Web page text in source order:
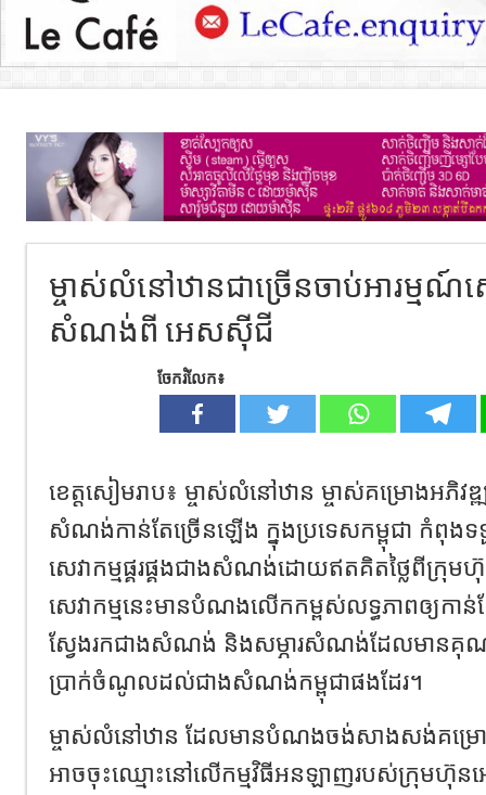
ម្ចាស់លំនៅឋានជាច្រើនចាប់អារម្មណ៍សេ
សំណង់ពី អេសស៊ីជី
ចែករំលែក៖
ខេត្តសៀមរាប៖ ម្ចាស់លំនៅឋាន ម្ចាស់គម្រោងអភិ
សំណង់កាន់តែច្រើនឡើង ក្នុងប្រទេសកម្ពុជា កំពុង
សេវាកម្មផ្គរផ្គងជាងសំណង់ដោយឥតគិតថ្លៃពីក្រុ
សេវាកម្មនេះមានបំណងលើកកម្ពស់លទ្ធភាពឲ្យកា
ស្វែងរកជាងសំណង់ និងសម្ភារសំណង់ដែលមានគុ
ប្រាក់ចំណូលដល់ជាងសំណង់កម្ពុជាផងដែរ។
ម្ចាស់លំនៅឋាន ដែលមានបំណងចង់សាងសង់គម្រោ
អាចចុះឈ្មោះនៅលើកម្មវិធីអនឡាញរបស់ក្រុម